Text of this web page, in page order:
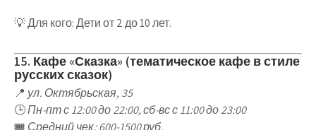
💡Для кого:Дети от 2 до 10 лет.
15. Кафе «Сказка» (тематическое кафе в стиле
русских сказок)
📍 ул. Октябрьская, 35
🕒Пн-пт с 12:00 до 22:00, сб-вс с 11:00 до 23:00
🎟 Средний чек: 600-1500 руб.